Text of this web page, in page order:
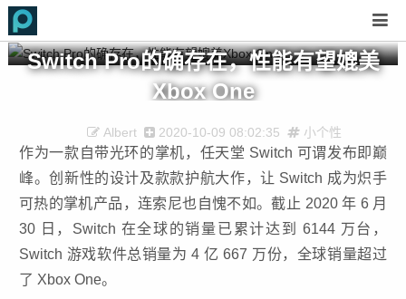
Switch Pro的确存在，性能有望媲美
Xbox One
Albert 2020-10-09 08:02:35 小个性
作为一款自带光环的掌机，任天堂 Switch 可谓发布即巅
峰。创新性的设计及款款护航大作，让 Switch 成为炽手
可热的掌机产品，连索尼也自愧不如。截止 2020 年 6 月
30 日，Switch 在全球的销量已累计达到 6144 万台，
Switch 游戏软件总销量为 4 亿 667 万份，全球销量超过
了 Xbox One。